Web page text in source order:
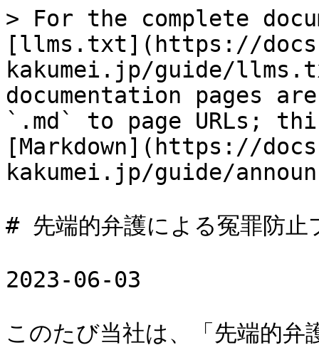
> For the complete
[llms.txt](https://
kakumei.jp/guide/
documentation pages
`.md` to page URLs;
[Markdown](https://
kakumei.jp/guide/
# 先端的弁護による冤罪防止
2023-06-03
このたび当社は、「先端的